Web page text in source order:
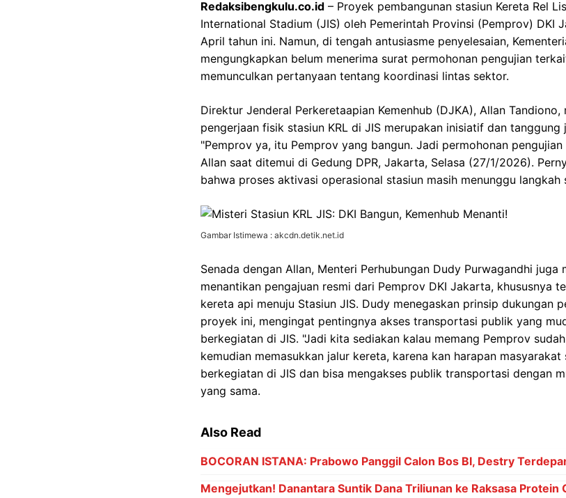
Redaksibengkulu.co.id – Proyek pembangunan stasiun Kereta Rel
International Stadium (JIS) oleh Pemerintah Provinsi (Pemprov) DKI
April tahun ini. Namun, di tengah antusiasme penyelesaian,
mengungkapkan belum menerima surat permohonan pengujian
memunculkan pertanyaan tentang koordinasi lintas sektor.
Direktur Jenderal Perkeretaapian Kemenhub (DJKA), Allan
pengerjaan fisik stasiun KRL di JIS merupakan inisiatif dan
"Pemprov ya, itu Pemprov yang bangun. Jadi permohonan
Allan saat ditemui di Gedung DPR, Jakarta, Selasa (27/1/2026).
bahwa proses aktivasi operasional stasiun masih menunggu langkah
Gambar Istimewa : akcdn.detik.net.id
Senada dengan Allan, Menteri Perhubungan Dudy Purwagandhi juga
menantikan pengajuan resmi dari Pemprov DKI Jakarta, khususnya
kereta api menuju Stasiun JIS. Dudy menegaskan prinsip dukungan
proyek ini, mengingat pentingnya akses transportasi publik yang
berkegiatan di JIS. "Jadi kita sediakan kalau memang Pemprov
kemudian memasukkan jalur kereta, karena kan harapan masyarakat
berkegiatan di JIS dan bisa mengakses publik transportasi dengan
yang sama.
Also Read
BOCORAN ISTANA: Prabowo Panggil Calon Bos BI, Destry
Mengejutkan! Danantara Suntik Dana Triliunan ke Raksasa Protein